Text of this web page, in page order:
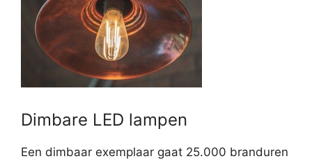
Dimbare LED lampen
Een dimbaar exemplaar gaat 25.000 branduren